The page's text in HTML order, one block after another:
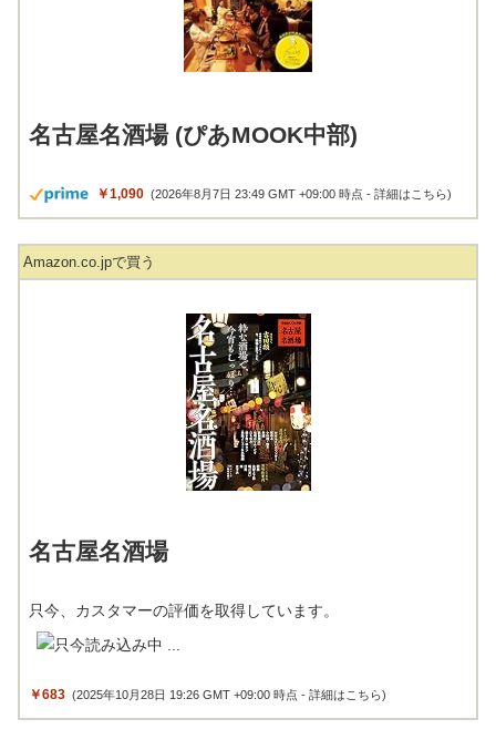
名古屋名酒場 (ぴあMOOK中部)
￥1,090 (2026年8月7日 23:49 GMT +09:00 時点 -詳細はこちら)
Amazon.co.jpで買う
名古屋名酒場
只今、カスタマーの評価を取得しています。
￥683 (2025年10月28日 19:26 GMT +09:00 時点 -詳細はこちら)